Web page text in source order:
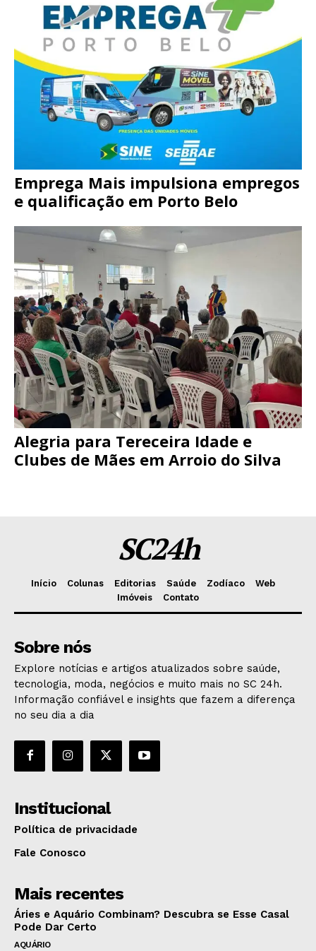
Emprega Mais impulsiona empregos
e qualificação em Porto Belo
Alegria para Tereceira Idade e
Clubes de Mães em Arroio do Silva
SC24h
Início Colunas Editorias Saúde Zodíaco
Web
Imóveis
Contato
Sobre nós
Explore notícias e artigos atualizados sobre saúde,
tecnologia, moda, negócios e muito mais no SC 24h.
Informação confiável e insights que fazem a diferença
no seu dia a dia
Institucional
Política de privacidade
Fale Conosco
Mais recentes
Áries e Aquário Combinam? Descubra se Esse Casal
Pode Dar Certo
AQUÁRIO